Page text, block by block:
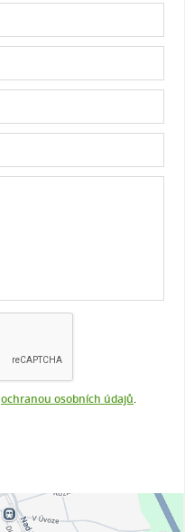
ochranou osobních údajů